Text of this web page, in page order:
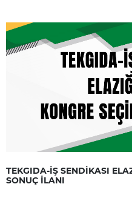
TEKGIDA-İŞ SENDİKASI
SONUÇ İLANI